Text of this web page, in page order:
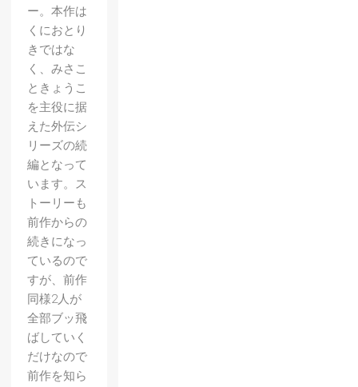
ー。本作は
くにおとり
きではな
く、みさこ
ときょうこ
を主役に据
えた外伝シ
リーズの続
編となって
います。ス
トーリーも
前作からの
続きになっ
ているので
すが、前作
同様2人が
全部ブッ飛
ばしていく
だけなので
前作を知ら